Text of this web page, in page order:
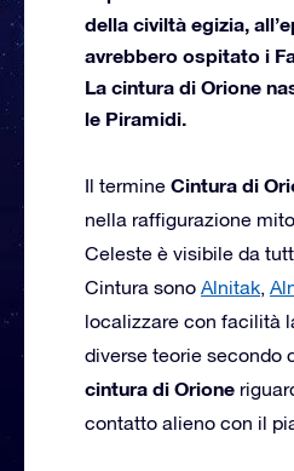
della civiltà egizia,
avrebbero ospitato i
La cintura di Orione
le Piramidi.
Il termine Cintura di
nella raffigurazione
Celeste è visibile da
Cintura sono Alnitak,
localizzare con facilità
diverse teorie secondo
cintura di Orione
contatto alieno con il